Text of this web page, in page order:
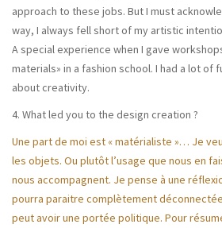
approach to these jobs. But I must
way, I always fell short of my artistic
A special experience when I gave
materials» in a fashion school. I had a lot of
about creativity.
4. What led you to the design creation ?
Une part de moi est « matérialiste »… Je
les objets. Ou plutôt l’usage que nous en
nous accompagnent. Je pense à une
pourra paraitre complètement
peut avoir une portée politique. Pour